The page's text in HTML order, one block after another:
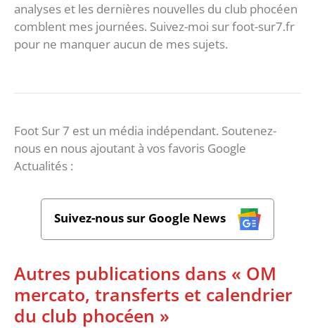
analyses et les dernières nouvelles du club phocéen
comblent mes journées. Suivez-moi sur foot-sur7.fr
pour ne manquer aucun de mes sujets.
Foot Sur 7 est un média indépendant. Soutenez-
nous en nous ajoutant à vos favoris Google
Actualités :
Suivez-nous sur Google News
Autres publications dans « OM
mercato, transferts et calendrier
du club phocéen »